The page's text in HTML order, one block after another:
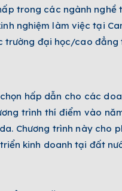
trong các ngành nghề
nghiệm làm việc tại
trường đại học/cao đẳng
hấp dẫn cho các
trình thí điểm vào
Chương trình này cho
kinh doanh tại đất